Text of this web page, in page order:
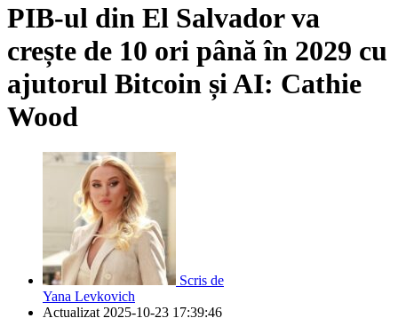
PIB-ul din El Salvador va
crește de 10 ori până în 2029 cu
ajutorul Bitcoin și AI: Cathie
Wood
Scris de
Yana Levkovich
Actualizat 2025-10-23 17:39:46